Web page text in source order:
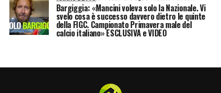
Bargiggia: «Mancini voleva solo la Nazionale. Vi
svelo cosa è successo davvero dietro le quinte
della FIGC. Campionato Primavera male del
calcio italiano» ESCLUSIVA e VIDEO